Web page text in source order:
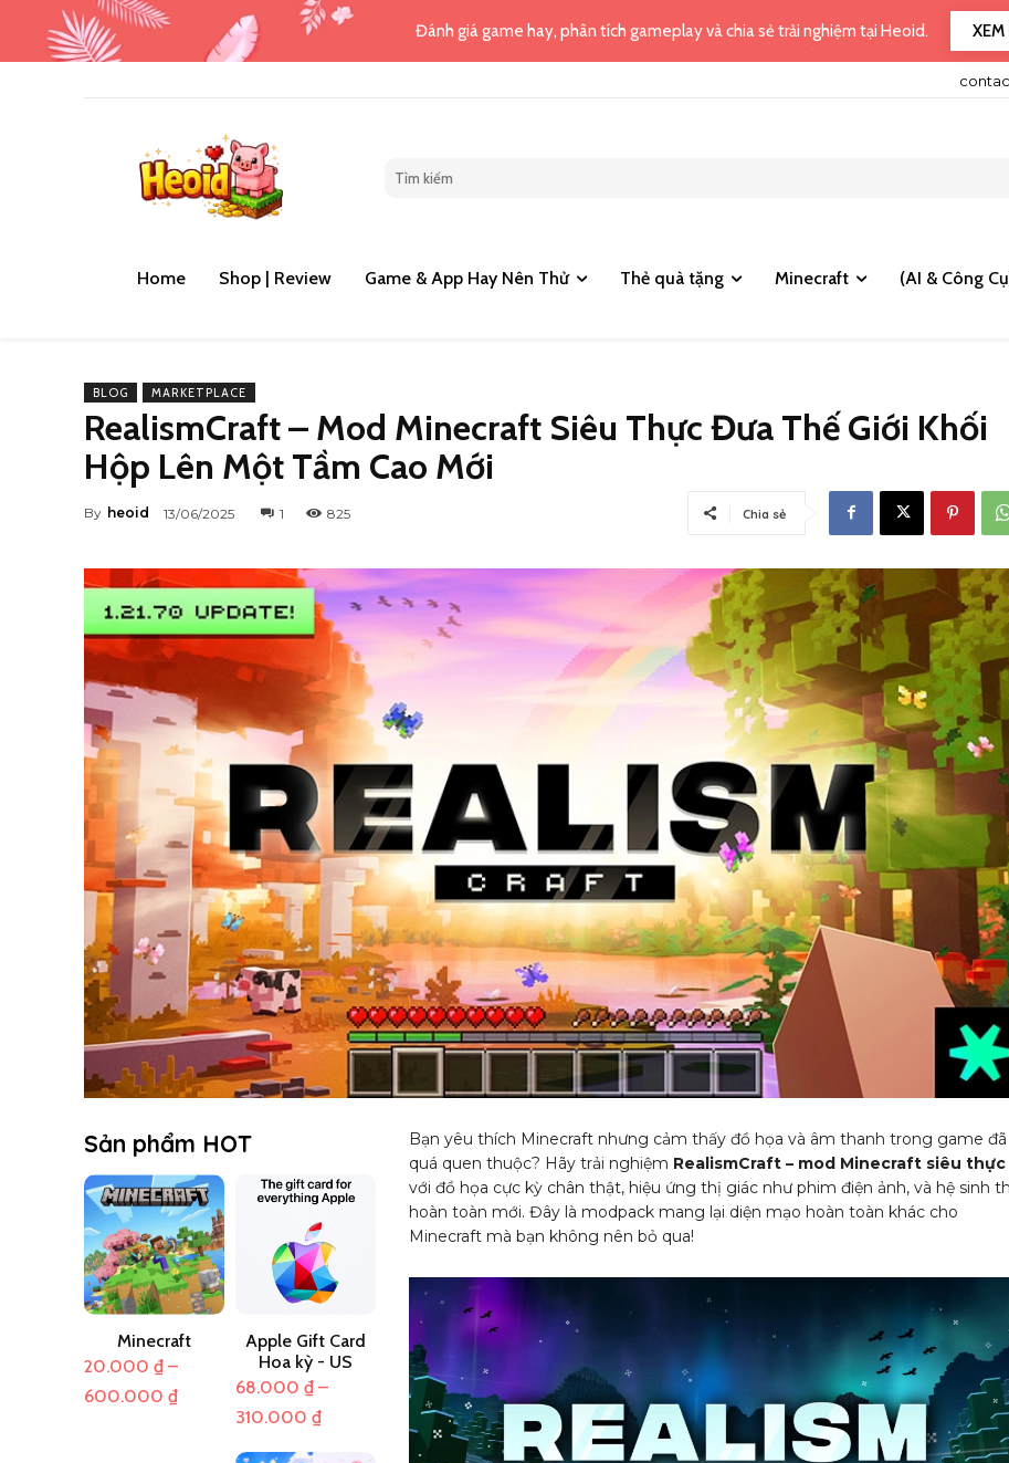
Đánh giá game hay, phân tích gameplay và chia sẻ trải nghiệm tại Heoid. XEM
Home Shop | Review Game & App Hay Nên Thử Thẻ quà tặng Minecraft (AI & Công
BLOG MARKETPLACE
RealismCraft – Mod Minecraft Siêu Thực Đưa Thế Giới Khối
Hộp Lên Một Tầm Cao Mới
By heoid 13/06/2025 1 825 Chia sẻ
Sản phẩm HOT
Minecraft
20.000 ₫ –
600.000 ₫Khoảng
Apple Gift Card
Hoa kỳ - US
68.000 ₫ –
310.000 ₫Khoảng
Bạn yêu thích Minecraft nhưng cảm thấy đồ họa và âm thanh trong game đã
quá quen thuộc? Hãy trải nghiệm RealismCraft – mod Minecraft siêu thực
với đồ họa cực kỳ chân thật, hiệu ứng thị giác như phim điện ảnh, và hệ sinh
hoàn toàn mới. Đây là modpack mang lại diện mạo hoàn toàn khác cho
Minecraft mà bạn không nên bỏ qua!